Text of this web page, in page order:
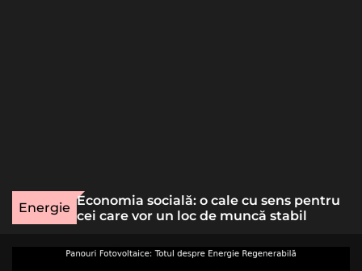
Energie
rară
Economia socială: o cale cu sens pentru
cei care vor un loc de muncă stabil